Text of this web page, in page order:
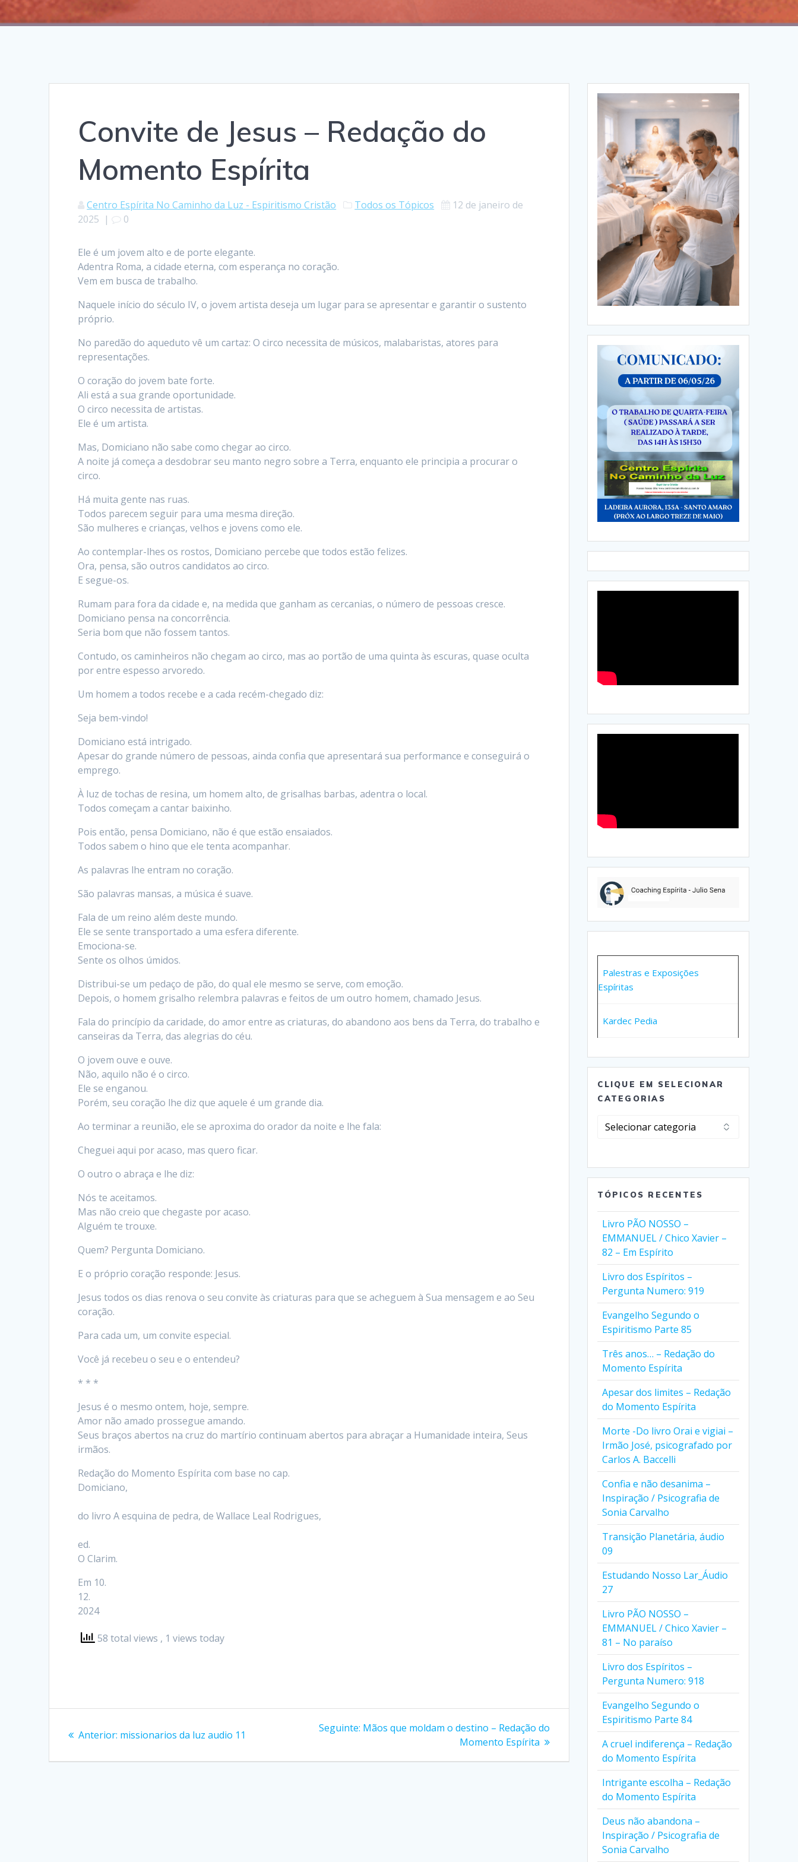
Convite de Jesus – Redação do
Momento Espírita
Centro Espírita No Caminho da Luz - Espiritismo Cristão Todos os Tópicos
12 de janeiro de
2025 | 0
Ele é um jovem alto e de porte elegante.
Adentra Roma, a cidade eterna, com esperança no coração.
Vem em busca de trabalho.
Naquele início do século IV, o jovem artista deseja um lugar para se apresentar e garantir o sustento
próprio.
No paredão do aqueduto vê um cartaz: O circo necessita de músicos, malabaristas, atores para
representações.
O coração do jovem bate forte.
Ali está a sua grande oportunidade.
O circo necessita de artistas.
Ele é um artista.
Mas, Domiciano não sabe como chegar ao circo.
A noite já começa a desdobrar seu manto negro sobre a Terra, enquanto ele principia a procurar o
circo.
Há muita gente nas ruas.
Todos parecem seguir para uma mesma direção.
São mulheres e crianças, velhos e jovens como ele.
Ao contemplar-lhes os rostos, Domiciano percebe que todos estão felizes.
Ora, pensa, são outros candidatos ao circo.
E segue-os.
Rumam para fora da cidade e, na medida que ganham as cercanias, o número de pessoas cresce.
Domiciano pensa na concorrência.
Seria bom que não fossem tantos.
Contudo, os caminheiros não chegam ao circo, mas ao portão de uma quinta às escuras, quase oculta
por entre espesso arvoredo.
Um homem a todos recebe e a cada recém-chegado diz:
Seja bem-vindo!
Domiciano está intrigado.
Apesar do grande número de pessoas, ainda confia que apresentará sua performance e conseguirá o
emprego.
À luz de tochas de resina, um homem alto, de grisalhas barbas, adentra o local.
Todos começam a cantar baixinho.
Pois então, pensa Domiciano, não é que estão ensaiados.
Todos sabem o hino que ele tenta acompanhar.
As palavras lhe entram no coração.
São palavras mansas, a música é suave.
Fala de um reino além deste mundo.
Ele se sente transportado a uma esfera diferente.
Emociona-se.
Sente os olhos úmidos.
Distribui-se um pedaço de pão, do qual ele mesmo se serve, com emoção.
Depois, o homem grisalho relembra palavras e feitos de um outro homem, chamado Jesus.
Fala do princípio da caridade, do amor entre as criaturas, do abandono aos bens da Terra, do trabalho e
canseiras da Terra, das alegrias do céu.
O jovem ouve e ouve.
Não, aquilo não é o circo.
Ele se enganou.
Porém, seu coração lhe diz que aquele é um grande dia.
Ao terminar a reunião, ele se aproxima do orador da noite e lhe fala:
Cheguei aqui por acaso, mas quero ficar.
O outro o abraça e lhe diz:
Nós te aceitamos.
Mas não creio que chegaste por acaso.
Alguém te trouxe.
Quem? Pergunta Domiciano.
E o próprio coração responde: Jesus.
Jesus todos os dias renova o seu convite às criaturas para que se acheguem à Sua mensagem e ao Seu
coração.
Para cada um, um convite especial.
Você já recebeu o seu e o entendeu?
* * *
Jesus é o mesmo ontem, hoje, sempre.
Amor não amado prossegue amando.
Seus braços abertos na cruz do martírio continuam abertos para abraçar a Humanidade inteira, Seus
irmãos.
Redação do Momento Espírita com base no cap.
Domiciano,
do livro A esquina de pedra, de Wallace Leal Rodrigues,
ed.
O Clarim.
Em 10.
12.
2024
58 total views , 1 views today
Anterior: Post
missionarios da luz audio 11
Seguinte: Post
Mãos que moldam o destino – Redação do
Momento Espírita
Palestras e Exposições
Espíritas
Kardec Pedia
CLIQUE EM SELECIONAR
CATEGORIAS
Clique
TÓPICOS RECENTES
Livro PÃO NOSSO –
EMMANUEL / Chico Xavier –
82 – Em Espírito
Livro dos Espíritos –
Pergunta Numero: 919
Evangelho Segundo o
Espiritismo Parte 85
Três anos… – Redação do
Momento Espírita
Apesar dos limites – Redação
do Momento Espírita
Morte -Do livro Orai e vigiai –
Irmão José, psicografado por
Carlos A. Baccelli
Confia e não desanima –
Inspiração / Psicografia de
Sonia Carvalho
Transição Planetária, áudio
09
Estudando Nosso Lar_Áudio
27
Livro PÃO NOSSO –
EMMANUEL / Chico Xavier –
81 – No paraíso
Livro dos Espíritos –
Pergunta Numero: 918
Evangelho Segundo o
Espiritismo Parte 84
A cruel indiferença – Redação
do Momento Espírita
Intrigante escolha – Redação
do Momento Espírita
Deus não abandona –
Inspiração / Psicografia de
Sonia Carvalho